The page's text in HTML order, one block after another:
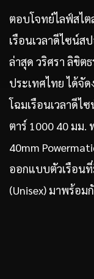
ตอบโจทย์ไลฟ์สไ
เรือนเวลาดีไซน์ส
ล่าสุด วริศรา ลิขิต
ประเทศไทย ได้จั
โฉมเรือนเวลาดีไ
ตาร์ 1000 40 มม.
40mm
ออกแบบตัวเรือน
(Unisex) มาพร้อม